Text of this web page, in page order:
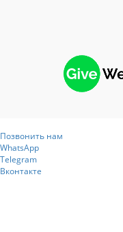
Позвонить нам
WhatsApp
Telegram
Вконтакте